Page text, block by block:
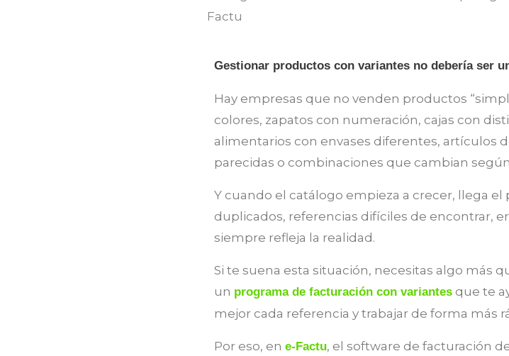
Gestionar productos con variantes no debería ser
Hay empresas que no venden productos
colores, zapatos con numeración, cajas con
alimentarios con envases diferentes, artículos
parecidas o combinaciones que cambian
Y cuando el catálogo empieza a crecer, llega
duplicados, referencias difíciles de encontrar,
siempre refleja la realidad.
Si te suena esta situación, necesitas algo más
un programa de facturación con variantes que te
mejor cada referencia y trabajar de forma más
Por eso, en e-Factu, el software de facturación